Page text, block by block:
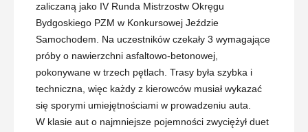
zaliczaną jako IV Runda Mistrzostw Okręgu
Bydgoskiego PZM w Konkursowej Jeździe
Samochodem. Na uczestników czekały 3 wymagające
próby o nawierzchni asfaltowo-betonowej,
pokonywane w trzech pętlach. Trasy była szybka i
techniczna, więc każdy z kierowców musiał wykazać
się sporymi umiejętnościami w prowadzeniu auta.
W klasie aut o najmniejsze pojemności zwyciężył duet